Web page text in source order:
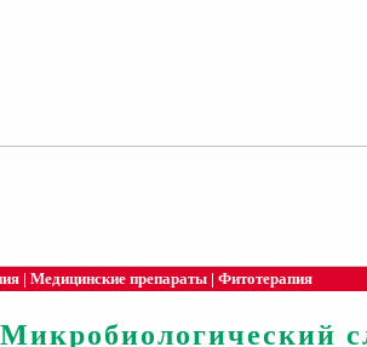
| Медицинские препараты | Фитотерапия
Микробиологический